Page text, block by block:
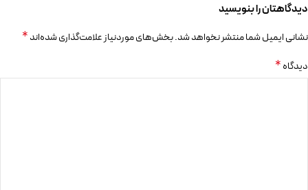
دیدگاهتان را بنویسید
نشانی ایمیل شما منتشر نخواهد شد.بخش‌های موردنیاز علامت‌گذاری شده‌اند*
دیدگاه*